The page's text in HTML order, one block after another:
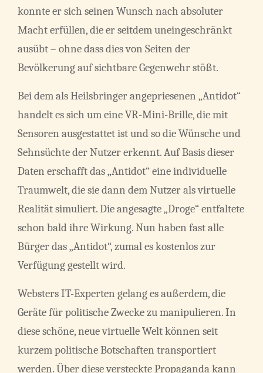
konnte er sich seinen Wunsch nach absoluter
Macht erfüllen, die er seitdem uneingeschränkt
ausübt – ohne dass dies von Seiten der
Bevölkerung auf sichtbare Gegenwehr stößt.
Bei dem als Heilsbringer angepriesenen „Antidot“
handelt es sich um eine VR-Mini-Brille, die mit
Sensoren ausgestattet ist und so die Wünsche und
Sehnsüchte der Nutzer erkennt. Auf Basis dieser
Daten erschafft das „Antidot“ eine individuelle
Traumwelt, die sie dann dem Nutzer als virtuelle
Realität simuliert. Die angesagte „Droge“ entfaltete
schon bald ihre Wirkung. Nun haben fast alle
Bürger das „Antidot“, zumal es kostenlos zur
Verfügung gestellt wird.
Websters IT-Experten gelang es außerdem, die
Geräte für politische Zwecke zu manipulieren. In
diese schöne, neue virtuelle Welt können seit
kurzem politische Botschaften transportiert
werden. Über diese versteckte Propaganda kann